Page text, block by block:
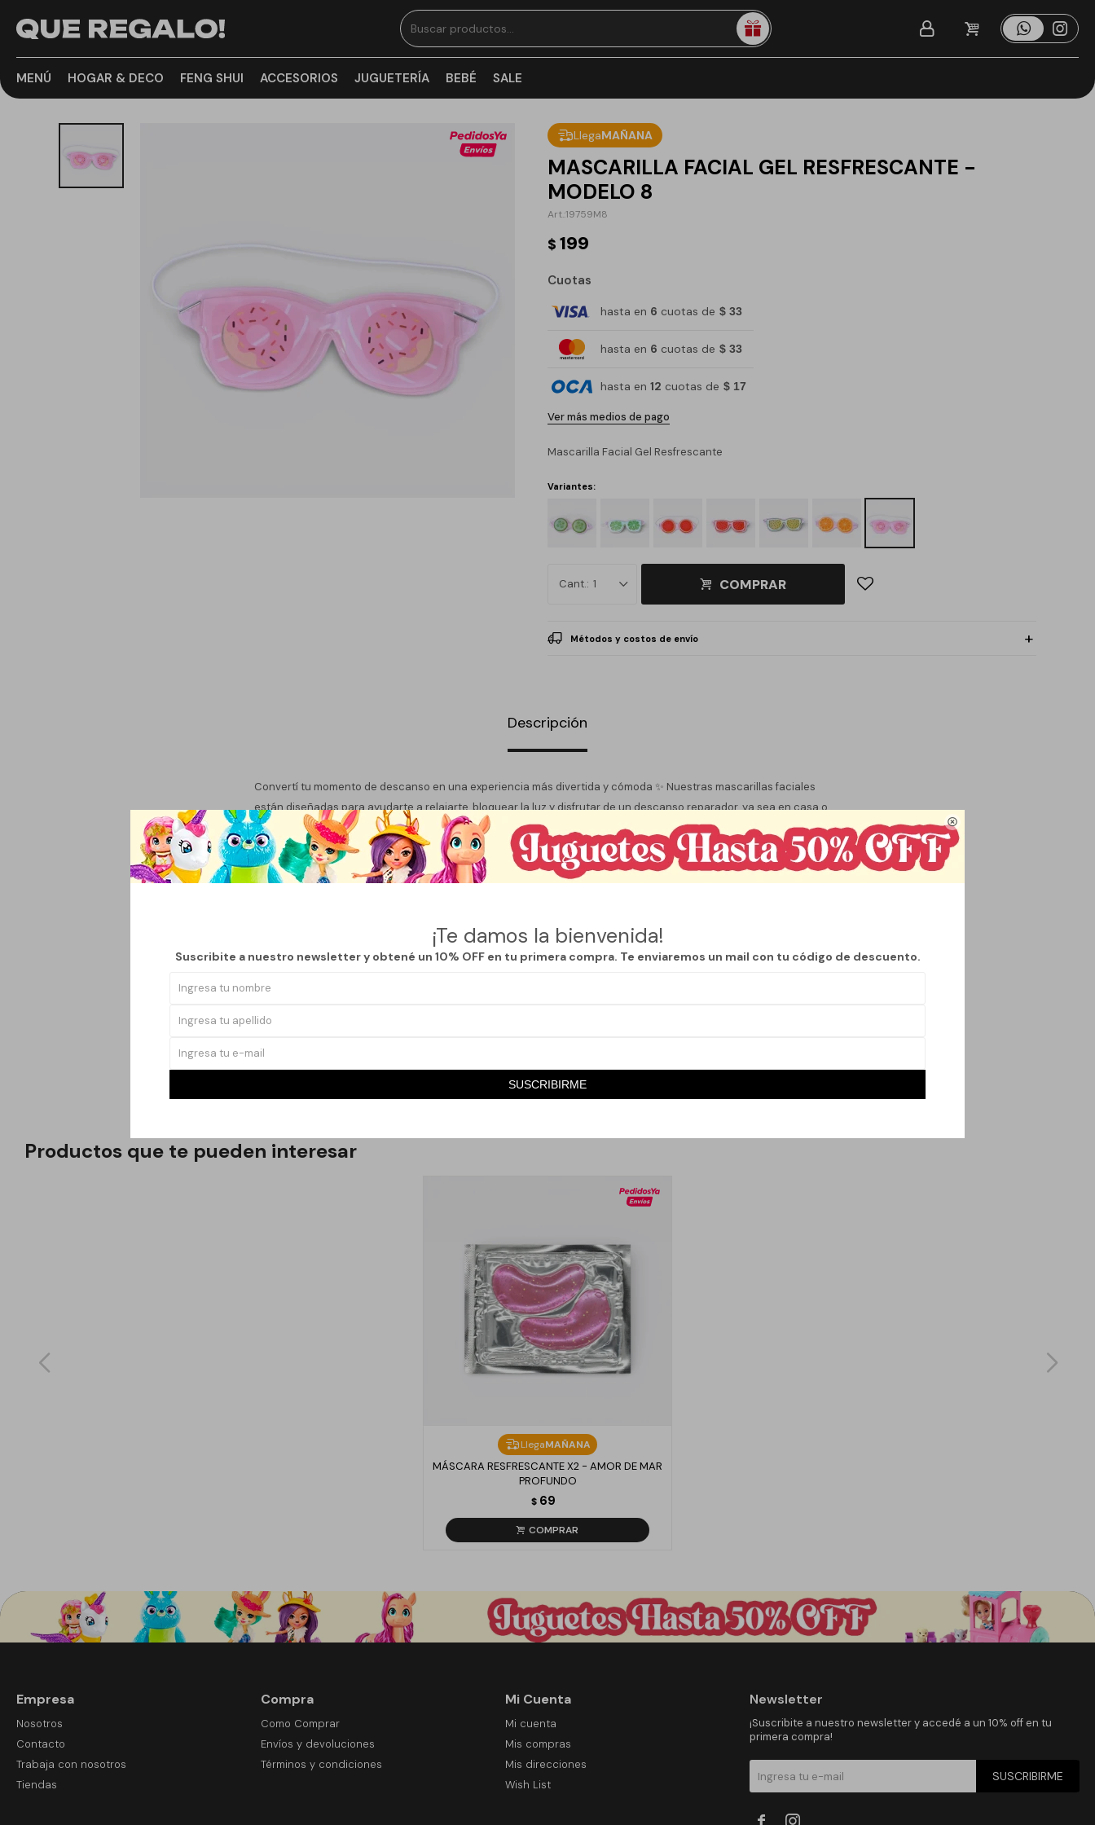

¡Te damos la bienvenida!
Suscribite a nuestro newsletter y obtené un 10% OFF en tu primera compra. Te enviaremos un mail con tu código de descuento.
SUSCRIBIRME
MENÚ HOGAR & DECO FENG SHUI ACCESORIOS JUGUETERÍA BEBÉ SALE
LlegaMAÑANA
MASCARILLA FACIAL GEL RESFRESCANTE -
MODELO 8
19759M8
$ 199
Cuotas
hasta en 6 cuotas de $ 33
hasta en 6 cuotas de $ 33
hasta en 12 cuotas de $ 17
Ver más medios de pago
Mascarilla Facial Gel Resfrescante
Variantes:
1 COMPRAR
Métodos y costos de envío
Descripción
Convertí tu momento de descanso en una experiencia más divertida y cómoda ✨ Nuestras mascarillas faciales
están diseñadas para ayudarte a relajarte, bloquear la luz y disfrutar de un descanso reparador, ya sea en casa o
de viaje.
Disponibles en distintos modelos originales y coloridos, son ideales para quienes buscan sumar estilo a su rutina de
relax. Su textura suave y liviana se adapta cómodamente al rostro, brindando una sensación agradable sin
Dormir mejor
Productos que te pueden interesar
LlegaMAÑANA
MÁSCARA RESFRESCANTE X2 - AMOR DE MAR
PROFUNDO
$ 69
Empresa
Nosotros
Contacto
Trabaja con nosotros
Tiendas
Compra
Como Comprar
Envíos y devoluciones
Términos y condiciones
Mi Cuenta
Mi cuenta
Mis compras
Mis direcciones
Wish List
Newsletter
¡Suscribite a nuestro newsletter y accedé a un 10% off en tu
primera compra!
SUSCRIBIRME
 